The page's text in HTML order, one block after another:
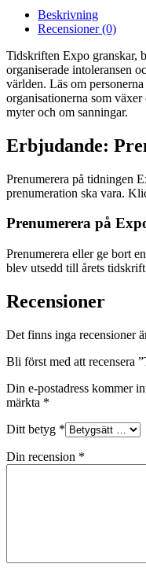
Beskrivning
Recensioner (0)
Tidskriften Expo granskar,
organiserade intoleransen
världen. Läs om
organisationerna som
myter och om sanningar.
Erbjudande:
Prenumerera på tidningen
prenumeration ska vara.
Prenumerera på
Prenumerera eller ge bort
blev utsedd till årets
Recensioner
Det finns inga recensioner
Bli först med att recensera
Din e-postadress kommer
märkta *
Ditt betyg *
Din recension *